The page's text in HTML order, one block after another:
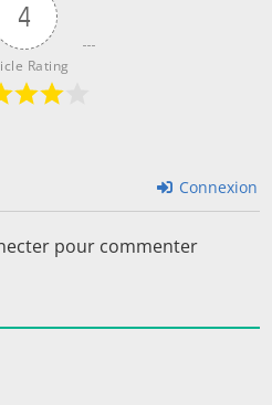
4
Rating
Connexion
pour commenter